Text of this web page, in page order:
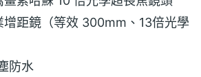
增距鏡（等效 300mm、13倍光學
防水